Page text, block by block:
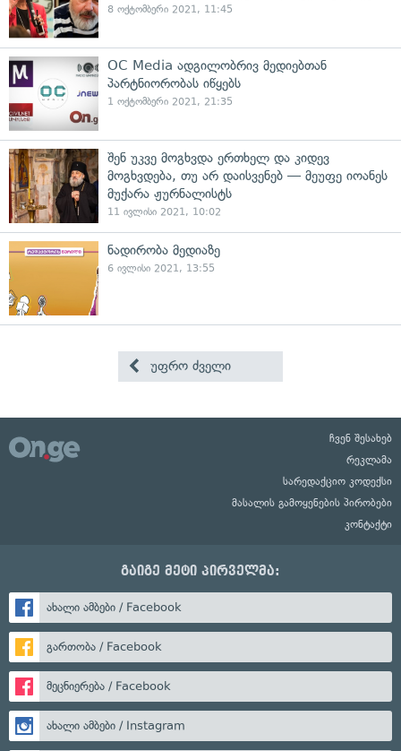
8 ოქტომბერი 2021, 11:45
OC Media ადგილობრივ მედიებთან
პარტნიორობას იწყებს
1 ოქტომბერი 2021, 21:35
შენ უკვე მოგხვდა ერთხელ და კიდევ
მოგხვდება, თუ არ დაისვენებ — მეუფე იოანეს
მუქარა ჟურნალისტს
11 ივლისი 2021, 10:02
ნადირობა მედიაზე
6 ივლისი 2021, 13:55
უფრო ძველი
ჩვენ შესახებ
რეკლამა
სარედაქციო კოდექსი
მასალის გამოყენების პირობები
კონტაქტი
გაიგე მეტი პირველმა:
ახალი ამბები / Facebook
გართობა / Facebook
მეცნიერება / Facebook
ახალი ამბები / Instagram